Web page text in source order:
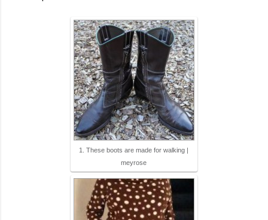
1. These boots are made for walking |
meyrose